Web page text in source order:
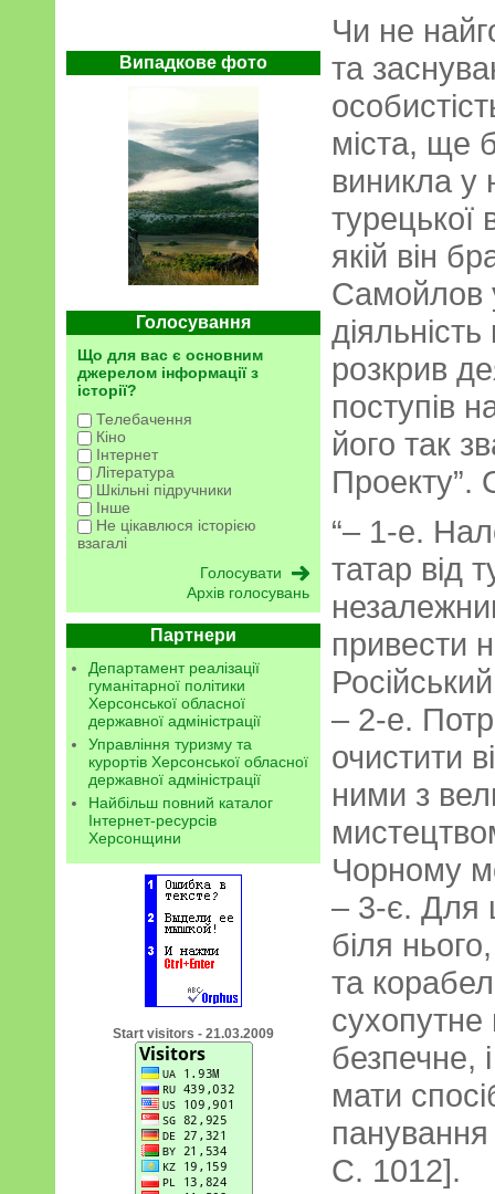
Випадкове фото
Голосування
Що для вас є основним
джерелом інформації з
історії?
Телебачення
Кіно
Інтернет
Література
Шкільні підручники
Інше
Не цікавлюся історією
взагалі
Архів голосувань
Партнери
Департамент реалізації
гуманітарної політики
Херсонської обласної
державної адміністрації
Управління туризму та
курортів Херсонської обласної
державної адміністрації
Найбільш повний каталог
Інтернет-ресурсів
Херсонщини
Start visitors - 21.03.2009
Чи не
та
міста, ще
виникла у
турецької
якій він
Самойлов
розкрив
поступів
його так
Проекту”.
“– 1-е.
татар від
привести
– 2-е.
очистити
ними з
Чорному
– 3-є. Для
біля
та
безпечне,
мати
С. 1012].